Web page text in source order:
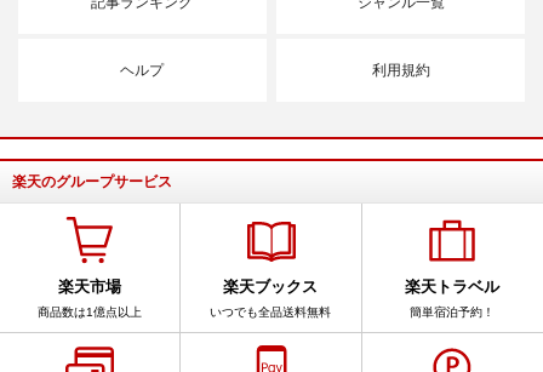
ヘルプ 利用規約
楽天のグループサービス
楽天市場
商品数は1億点以上
楽天ブックス
いつでも全品送料無料
楽天トラベル
簡単宿泊予約！